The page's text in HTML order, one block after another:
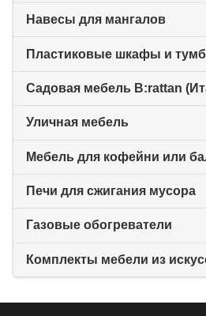
Навесы для мангалов
Пластиковые шкафы и
Садовая мебель B:rattan
Уличная мебель
Мебель для кофейни или
Печи для сжигания мусора
Газовые обогреватели